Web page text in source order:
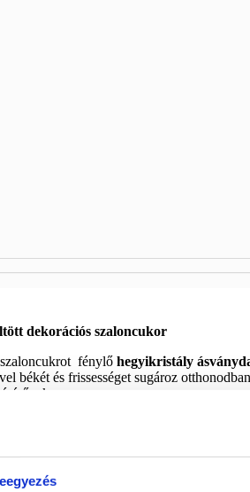
dekorációs szaloncukor
fénylő hegyikristály
békét és frissességet sugároz
forma– egyedi karácsonyi dekoráció.
meglepetés ásvány kedvelőknek.